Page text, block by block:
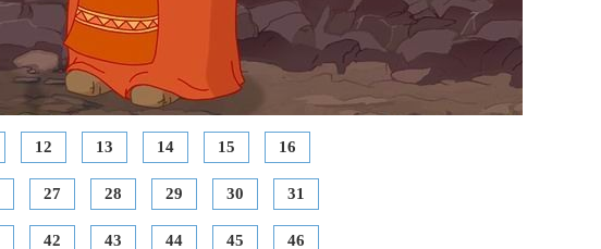
12 13 14 15 16
27 28 29 30 31
42 43 44 45 46